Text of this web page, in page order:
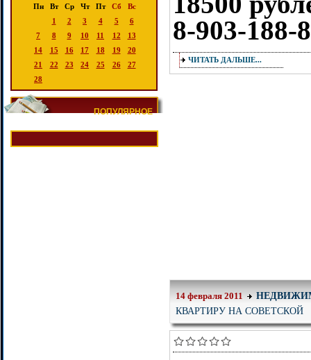
Пн
Вт Ср Чт Пт Сб
Вс
1
2 3 4 5
6
7
8 9 10 11 12
13
14
15 16 17 18 19
20
21
22 23 24 25 26
27
28
ПОПУЛЯРНОЕ
8-903-188-
ЧИТАТЬ ДАЛЬШЕ...
14 февраля 2011
КВАРТИРУ НА СОВЕТСКОЙ